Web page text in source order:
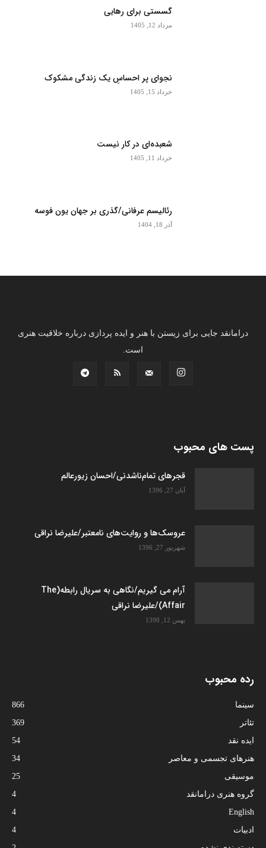
گسستی برای رهایی
مرداد 12, 1405
نجوای پر احساسِ یک زندگی مشکوک
خرداد 15, 1405
شعبده‌ای در کار نیست
خرداد 11, 1405
رئالیسم عرفانی/گذری بر جهان یون فوسه
آذر 18, 1404
درامانقد جایی برای زیستن با هنر و ایده پردازی درباره خلاقیت هنری
است.
پست های محبوب
قجرهای تمام‌ناشدنی/احسان زیورعالم
آبان 27, 1396
عروسک­‌ها و روایت­‌های نامعتبر/علیرضا نراقی
شهریور 27, 1396
آرام می گیریم/نگاهی به سریال رابطه(The
Affair)/علیرضا نراقی
بهمن 12, 1398
رده محبوب
سینما
866
تئاتر
369
ایده نقد
54
هنرهای تجسمی و معاصر
34
موسیقی
25
گروه هنری درامانقد
4
English
4
ادبیات
4